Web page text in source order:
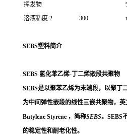
挥发物
溶液粘度 2
300
SEBS塑料简介
SEBS 氢化苯乙烯-丁二烯嵌段共聚物
SEBS是以聚苯乙烯为末端段，以聚丁
为中间弹性嵌段的线性三嵌共聚物，英
Butylene Styrene ，简称SEBS。SEBS
的稳定性和耐老化性。